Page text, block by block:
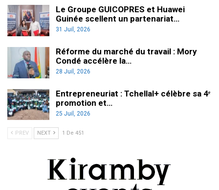
Le Groupe GUICOPRES et Huawei
Guinée scellent un partenariat…
31 Juil, 2026
Réforme du marché du travail : Mory
Condé accélère la…
28 Juil, 2026
Entrepreneuriat : Tchellal+ célèbre sa 4ᵉ
promotion et…
25 Juil, 2026
PREV NEXT 1 De 451